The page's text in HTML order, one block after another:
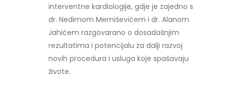
interventne kardiologije, gdje je zajedno s
dr. Nedimom Memiševićem i dr. Alanom
Jahićem razgovarano o dosadašnjim
rezultatima i potencijalu za dalji razvoj
novih procedura i usluga koje spašavaju
živote.